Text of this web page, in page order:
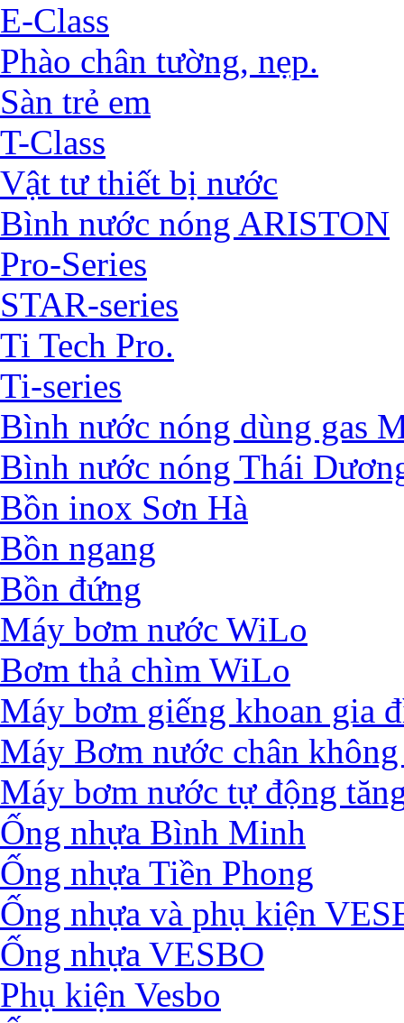
E-Class
Phào chân tường, nẹp.
Sàn trẻ em
T-Class
Vật tư thiết bị nước
Bình nước nóng ARISTON
Pro-Series
STAR-series
Ti Tech Pro.
Ti-series
Bình nước nóng dùng gas
Bình nước nóng Thái
Bồn inox Sơn Hà
Bồn ngang
Bồn đứng
Máy bơm nước WiLo
Bơm thả chìm WiLo
Máy bơm giếng khoan gia
Máy Bơm nước chân
Máy bơm nước tự động
Ống nhựa Bình Minh
Ống nhựa Tiền Phong
Ống nhựa và phụ kiện
Ống nhựa VESBO
Phụ kiện Vesbo